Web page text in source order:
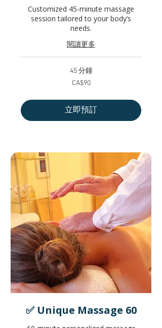
Customized 45-minute massage
session tailored to your body’s
needs.
閱讀更多
45 分鐘
大
元
CA$90
立即預訂
✅ Unique Massage 60